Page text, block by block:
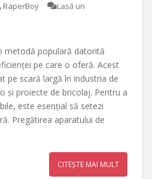
RaperBoy
Lasă un
metodă populară datorită
pe care o oferă. Acest
pe scară largă în industria de
și proiecte de bricolaj. Pentru a
este esențial să setezi
Pregătirea aparatului de
CITEȘTE MAI MULT